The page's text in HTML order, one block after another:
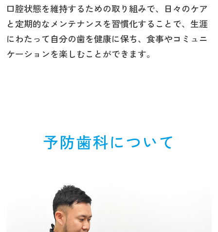
口腔状態を維持するための取り組みで、日々のケア
と定期的なメンテナンスを習慣化することで、生涯
にわたって自分の歯を健康に保ち、食事やコミュニ
ケーションを楽しむことができます。
予防歯科について